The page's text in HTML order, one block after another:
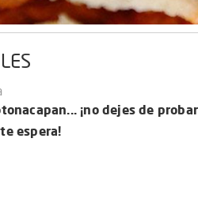
¡no dejes de
espera!